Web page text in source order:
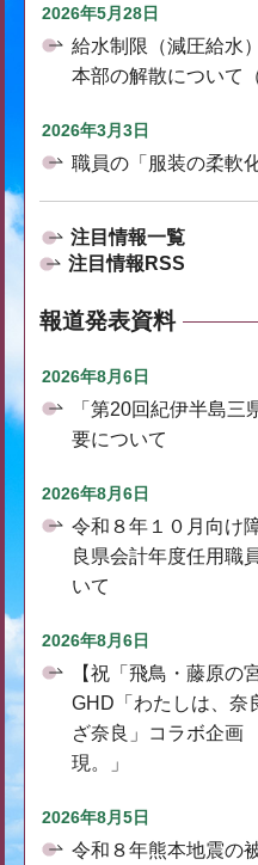
2026年5月28日
給水制限（減圧給水
本部の解散について
2026年3月3日
職員の「服装の柔軟
注目情報一覧
注目情報RSS
報道発表資料
2026年8月6日
「第20回紀伊半島
要について
2026年8月6日
令和８年１０月向け
良県会計年度任用職
いて
2026年8月6日
【祝「飛鳥・藤原の
GHD「わたしは、奈
ざ奈良」コラボ企画
現。」
2026年8月5日
令和８年熊本地震の